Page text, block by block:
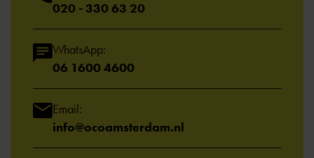
020 - 330 63 20
WhatsApp:
06 1600 4600
Email:
info@ocoamsterdam.nl